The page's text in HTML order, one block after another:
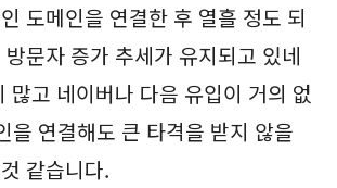
도메인을 연결한 후 열흘 정도 되
문자 증가 추세가 유지되고 있네
많고 네이버나 다음 유입이 거의 없
을 연결해도 큰 타격을 받지 않을
같습니다.